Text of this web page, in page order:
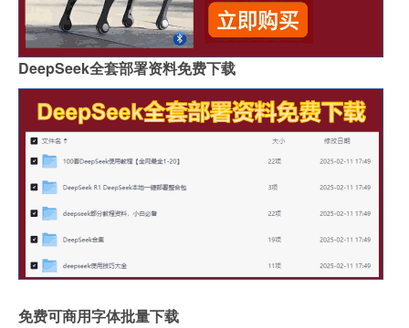
DeepSeek全套部署资料免费下载
免费可商用字体批量下载